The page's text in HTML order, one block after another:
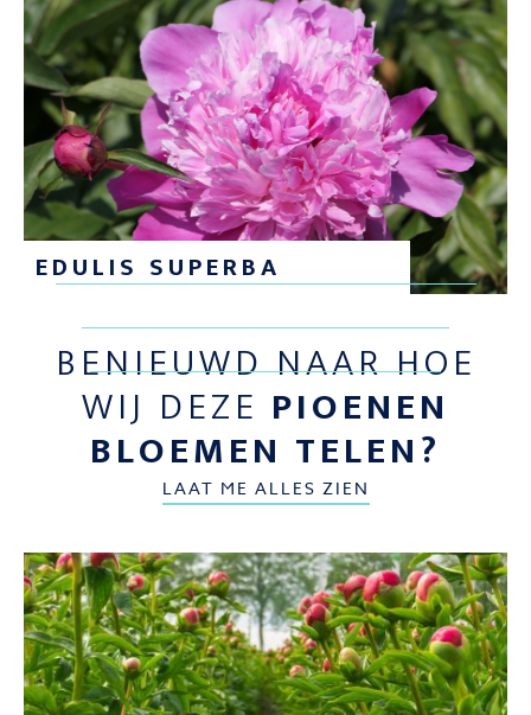
EDULIS SUPERBA
BENIEUWD NAAR HOE
WIJ DEZE PIOENEN
BLOEMEN TELEN?
LAAT ME ALLES ZIEN